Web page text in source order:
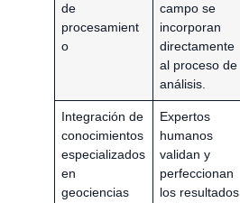
de
procesamient
o
campo se
incorporan
directamente
al proceso de
análisis.
Integración de
conocimientos
especializados
en
geociencias
Expertos
humanos
validan y
perfeccionan
los resultados